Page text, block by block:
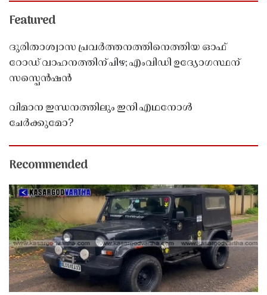
Featured
ദുരിതാശ്വാസ പ്രവർത്തനത്തിനെത്തിയ ഓഫ്
റോഡ് വാഹനത്തിന് പിഴ; എംവിഡി ഉദ്യോഗസ്ഥന്
സസ്പെൻഷൻ
വിമാന ഇന്ധനത്തിലും ഇനി എഥനോൾ
ചേർക്കുമോ?
Recommended